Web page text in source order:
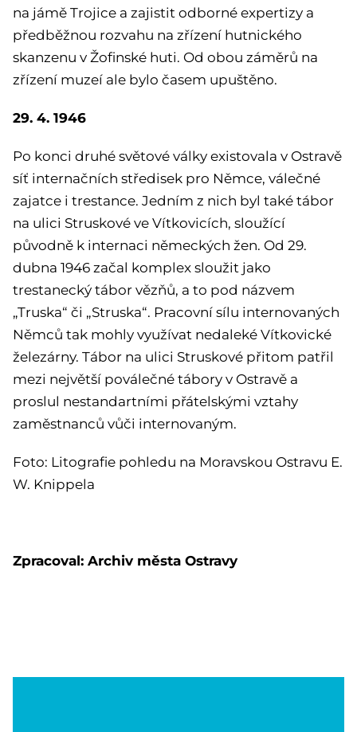
na jámě Trojice a zajistit odborné expertizy a
předběžnou rozvahu na zřízení hutnického
skanzenu v Žofinské huti. Od obou záměrů na
zřízení muzeí ale bylo časem upuštěno.
29. 4. 1946
Po konci druhé světové války existovala v Ostravě
síť internačních středisek pro Němce, válečné
zajatce i trestance. Jedním z nich byl také tábor
na ulici Struskové ve Vítkovicích, sloužící
původně k internaci německých žen. Od 29.
dubna 1946 začal komplex sloužit jako
trestanecký tábor vězňů, a to pod názvem
„Truska“ či „Struska“. Pracovní sílu internovaných
Němců tak mohly využívat nedaleké Vítkovické
železárny. Tábor na ulici Struskové přitom patřil
mezi největší poválečné tábory v Ostravě a
proslul nestandartními přátelskými vztahy
zaměstnanců vůči internovaným.
Foto: Litografie pohledu na Moravskou Ostravu E.
W. Knippela
Zpracoval: Archiv města Ostravy